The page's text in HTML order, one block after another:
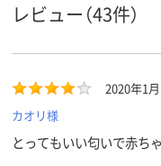
レビュー（43件）
2020年1
カオリ様
とってもいい匂いで赤ち